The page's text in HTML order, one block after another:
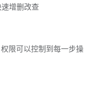
增删改查
限可以控制到每一步操